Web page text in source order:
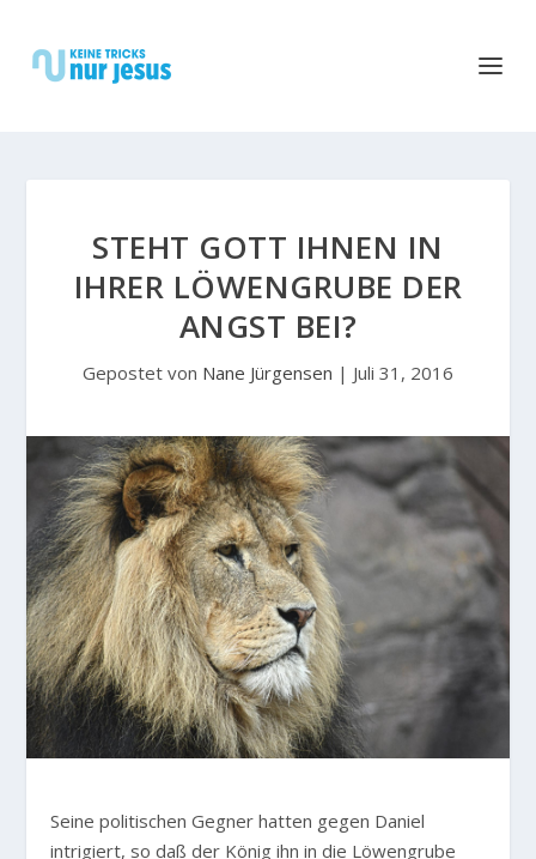
STEHT GOTT IHNEN IN
IHRER LÖWENGRUBE DER
ANGST BEI?
Gepostet von Nane Jürgensen | Juli 31, 2016
Seine politischen Gegner hatten gegen Daniel
intrigiert, so daß der König ihn in die Löwengrube